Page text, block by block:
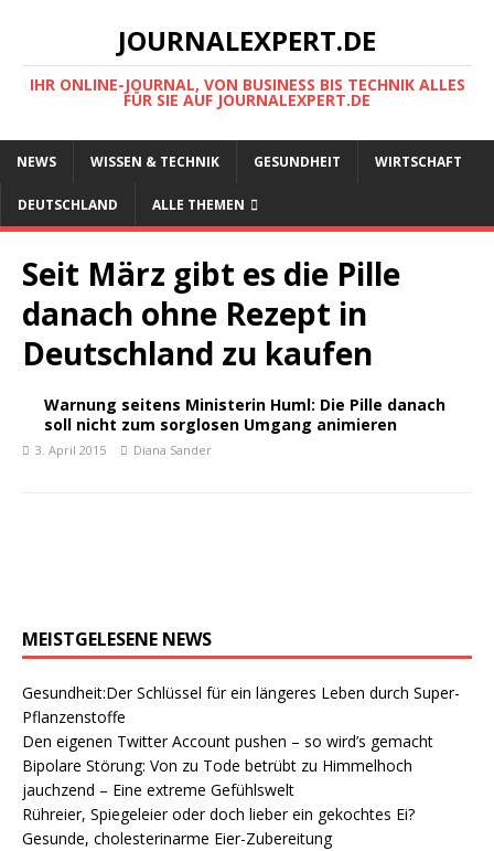
JOURNALEXPERT.DE
IHR ONLINE-JOURNAL, VON BUSINESS BIS TECHNIK ALLES
FÜR SIE AUF JOURNALEXPERT.DE
NEWS WISSEN & TECHNIK GESUNDHEIT WIRTSCHAFT
DEUTSCHLAND ALLE THEMEN
Seit März gibt es die Pille
danach ohne Rezept in
Deutschland zu kaufen
Warnung seitens Ministerin Huml: Die Pille danach
soll nicht zum sorglosen Umgang animieren
3. April 2015 Diana Sander
MEISTGELESENE NEWS
Gesundheit:Der Schlüssel für ein längeres Leben durch Super-
Pflanzenstoffe
Den eigenen Twitter Account pushen – so wird’s gemacht
Bipolare Störung: Von zu Tode betrübt zu Himmelhoch
jauchzend – Eine extreme Gefühlswelt
Rühreier, Spiegeleier oder doch lieber ein gekochtes Ei?
Gesunde, cholesterinarme Eier-Zubereitung